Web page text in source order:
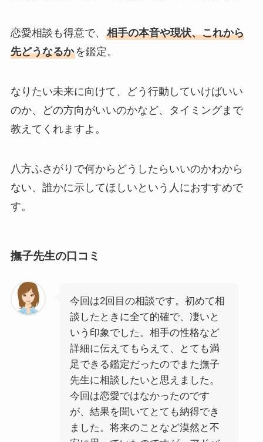
恋愛相談も得意で、 相手の本音や現状、これから
先どうなるかを鑑定。
なりたい未来に向けて、どう行動していけばいい
のか、どの方向がいいのかなど、タイミングまで
教えてくれますよ。
八方ふさがりで何からどうしたらいいのかわから
ない、誰かに示してほしいという人におすすめで
す。
撫子先生の口コミ
今回は2回目の相談です。初めて相
談したときに全て的確で、凄いと
いう印象でした。相手の性格など
詳細に伝えてもらえて、とても満
足できる鑑定だったのでまた撫子
先生に相談したいと思えました。
今回は恋愛ではなかったのです
が、結果を聞いてとても納得でき
ました。将来のことなど漠然と不